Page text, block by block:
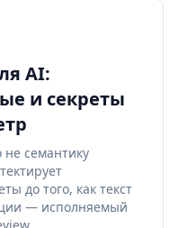
AI:
и секреты
не семантику
до того, как текст
— исполняемый